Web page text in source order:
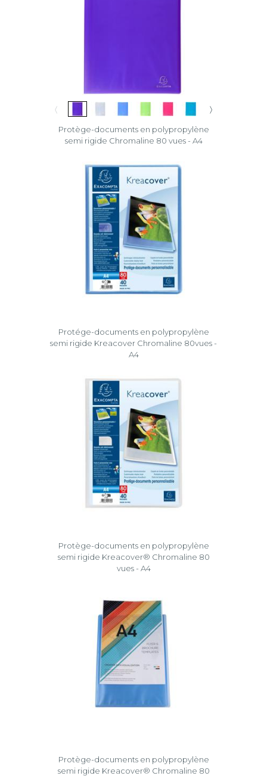
〈 〉
Protège-documents en polypropylène
semi rigide Chromaline 80 vues - A4
Protége-documents en polypropylène
semi rigide Kreacover Chromaline 80vues -
A4
Protège-documents en polypropylène
semi rigide Kreacover® Chromaline 80
vues - A4
Protège-documents en polypropylène
semi rigide Kreacover® Chromaline 80